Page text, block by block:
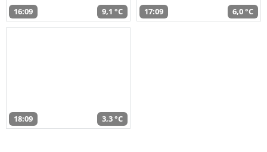
16:09 9,1 °C 17:09 6,0 °C
18:09 3,3 °C